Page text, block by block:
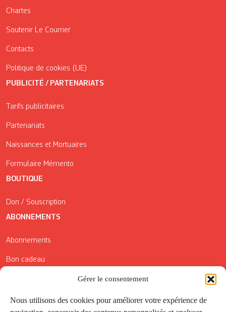
Gérer le consentement
Nous utilisons des cookies pour améliorer votre expérience de
Chartes
Soutenir Le Courrier
Contacts
Politique de cookies (UE)
PUBLICITÉ / PARTENARIATS
Tarifs publicitaires
Partenariats
Naissances et Mortuaires
Formulaire Mémento
BOUTIQUE
Don / Souscription
ABONNEMENTS
Abonnements
Bon cadeau
Conditions générales de vente
Réductions de la Carte Côté Courrier